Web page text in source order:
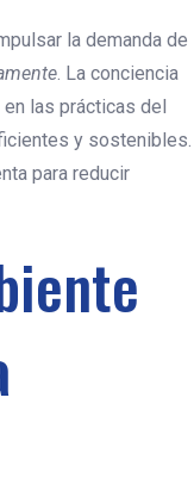
la demanda de
. La conciencia
las prácticas del
y sostenibles.
para reducir